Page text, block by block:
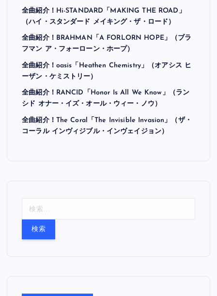
全曲紹介！Hi-STANDARD「MAKING THE ROAD」
（ハイ・スタンダード メイキング・ザ・ロード）
全曲紹介！BRAHMAN「A FORLORN HOPE」（ブラ
フマン ア・フォーローン・ホープ）
全曲紹介！oasis「Heathen Chemistry」（オアシス ヒ
ーザン・ケミストリー）
全曲紹介！RANCID「Honor Is All We Know」（ラン
シド オナー・イズ・オール・ウィー・ノウ）
全曲紹介！The Coral「The Invisible Invasion」（ザ・
コーラル インヴィジブル・インヴェイジョン）